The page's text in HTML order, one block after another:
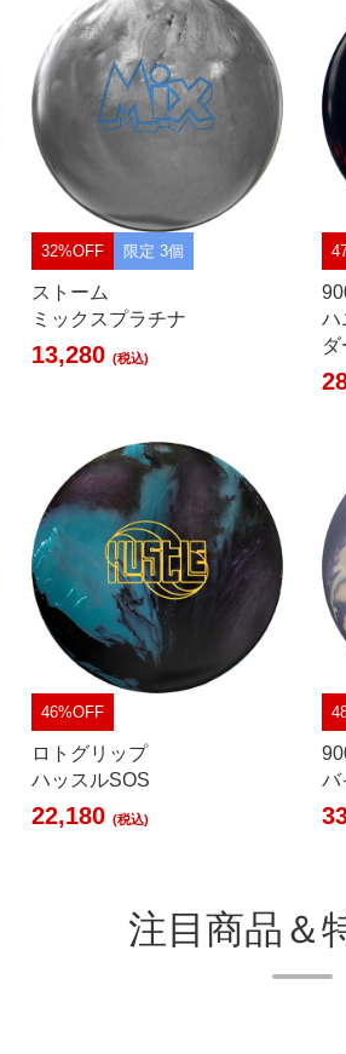
32%OFF 限定 3個
ストーム
ミックスプラチナ
13,280 (税込)
ハ
ダ
46%OFF
ロトグリップ
ハッスルSOS
22,180 (税込)
バ
注目商品＆